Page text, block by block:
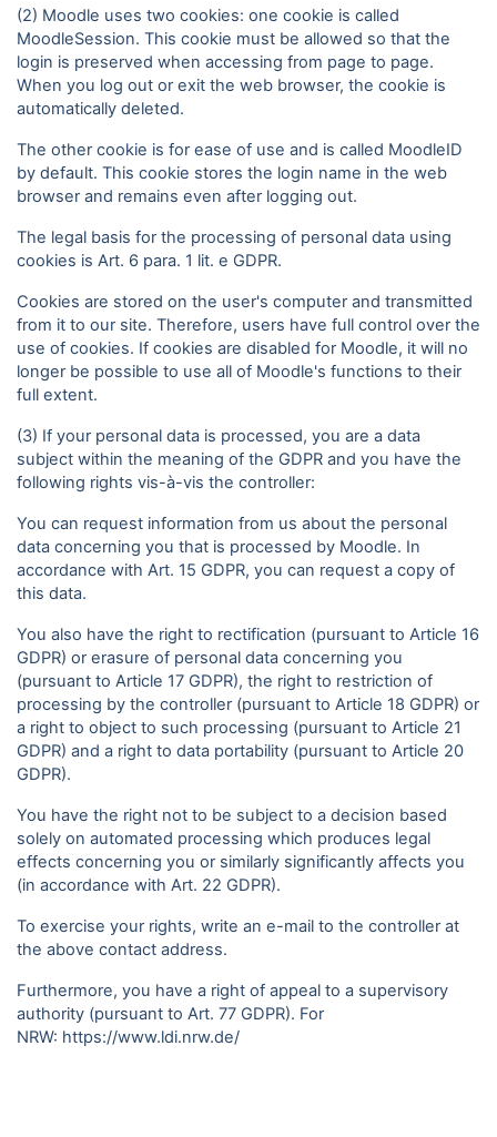
(2) Moodle uses two cookies: one cookie is called
MoodleSession. This cookie must be allowed so that the
login is preserved when accessing from page to page.
When you log out or exit the web browser, the cookie is
automatically deleted.
The other cookie is for ease of use and is called MoodleID
by default. This cookie stores the login name in the web
browser and remains even after logging out.
The legal basis for the processing of personal data using
cookies is Art. 6 para. 1 lit. e GDPR.
Cookies are stored on the user's computer and transmitted
from it to our site. Therefore, users have full control over the
use of cookies. If cookies are disabled for Moodle, it will no
longer be possible to use all of Moodle's functions to their
full extent.
(3) If your personal data is processed, you are a data
subject within the meaning of the GDPR and you have the
following rights vis-à-vis the controller:
You can request information from us about the personal
data concerning you that is processed by Moodle. In
accordance with Art. 15 GDPR, you can request a copy of
this data.
You also have the right to rectification (pursuant to Article 16
GDPR) or erasure of personal data concerning you
(pursuant to Article 17 GDPR), the right to restriction of
processing by the controller (pursuant to Article 18 GDPR) or
a right to object to such processing (pursuant to Article 21
GDPR) and a right to data portability (pursuant to Article 20
GDPR).
You have the right not to be subject to a decision based
solely on automated processing which produces legal
effects concerning you or similarly significantly affects you
(in accordance with Art. 22 GDPR).
To exercise your rights, write an e-mail to the controller at
the above contact address.
Furthermore, you have a right of appeal to a supervisory
authority (pursuant to Art. 77 GDPR). For
NRW: https://www.ldi.nrw.de/